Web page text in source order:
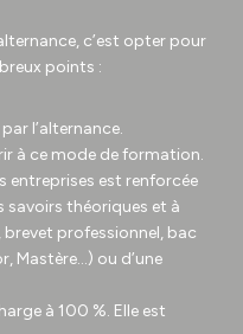
c’est opter pour
points :
l’alternance.
à ce mode de formation.
entreprises est renforcée
savoirs théoriques et à
brevet professionnel, bac
Mastère…) ou d’une
à 100 %. Elle est